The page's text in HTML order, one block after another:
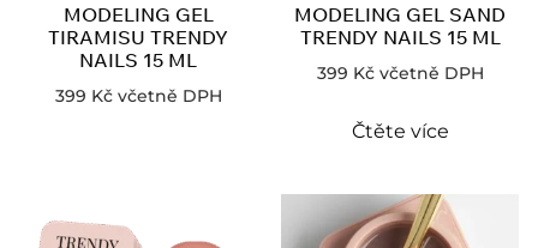
MODELING GEL
TIRAMISU TRENDY
NAILS 15 ML
399 Kč včetně DPH
MODELING GEL SAND
TRENDY NAILS 15 ML
399 Kč včetně DPH
Čtěte více